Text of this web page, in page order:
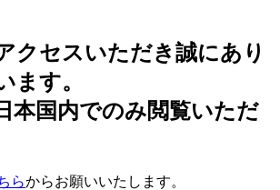
クセスいただき誠にあり
ます。
本国内でのみ閲覧いただ
らからお願いいたします。